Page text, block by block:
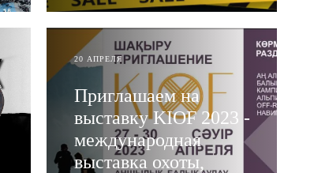
20 АПРЕЛЯ
Приглашаем на
выставку KIOF 2023 -
международная
выставка охоты,